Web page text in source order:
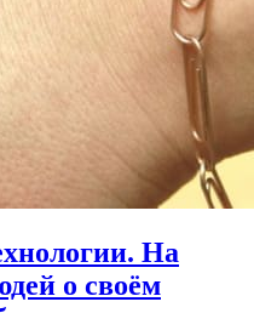
На
о своём